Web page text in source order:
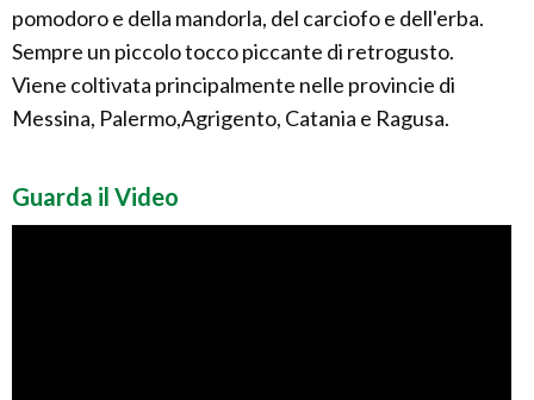
pomodoro e della mandorla, del carciofo e dell'erba.
Sempre un piccolo tocco piccante di retrogusto.
Viene coltivata principalmente nelle provincie di
Messina, Palermo,Agrigento, Catania e Ragusa.
Guarda il Video